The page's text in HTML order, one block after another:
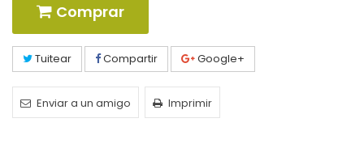
Comprar
Tuitear Compartir Google+
Enviar a un amigo Imprimir